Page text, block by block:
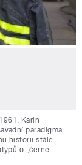
Karin
paradigma
historii stále
o „černé